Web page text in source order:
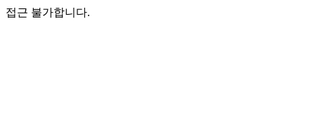
접근 불가합니다.